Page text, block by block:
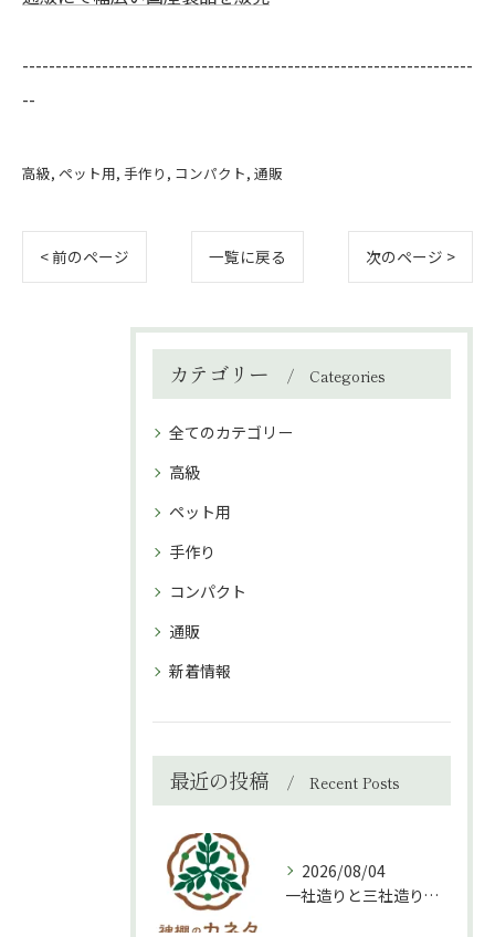
--------------------------------------------------------------------
--
高級 ペット用 手作り コンパクト 通販
< 前のページ 一覧に戻る 次のページ >
カテゴリー Categories
全てのカテゴリー
高級
ペット用
手作り
コンパクト
通販
新着情報
最近の投稿 Recent Posts
2026/08/04
一社造りと三社造り、どちらを選ぶべき？